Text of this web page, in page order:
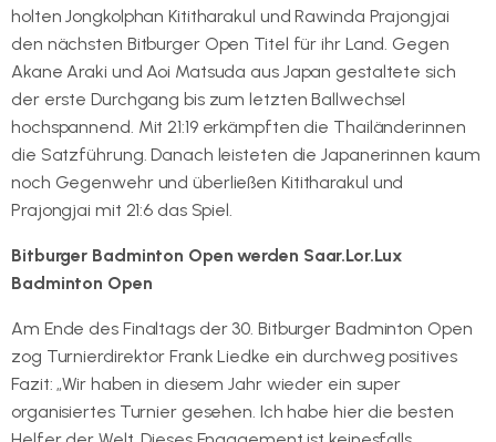
holten Jongkolphan Kititharakul und Rawinda Prajongjai
den nächsten Bitburger Open Titel für ihr Land. Gegen
Akane Araki und Aoi Matsuda aus Japan gestaltete sich
der erste Durchgang bis zum letzten Ballwechsel
hochspannend. Mit 21:19 erkämpften die Thailänderinnen
die Satzführung. Danach leisteten die Japanerinnen kaum
noch Gegenwehr und überließen Kititharakul und
Prajongjai mit 21:6 das Spiel.
Bitburger Badminton Open werden Saar.Lor.Lux
Badminton Open
Am Ende des Finaltags der 30. Bitburger Badminton Open
zog Turnierdirektor Frank Liedke ein durchweg positives
Fazit: „Wir haben in diesem Jahr wieder ein super
organisiertes Turnier gesehen. Ich habe hier die besten